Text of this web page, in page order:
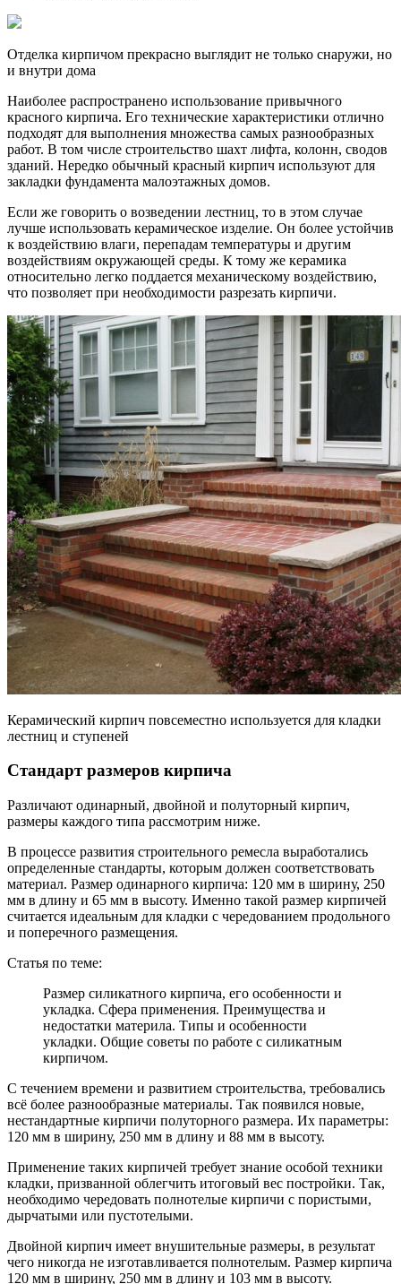
Отделка кирпичом прекрасно выглядит не только снаружи, но
и внутри дома
Наиболее распространено использование привычного
красного кирпича. Его технические характеристики отлично
подходят для выполнения множества самых разнообразных
работ. В том числе строительство шахт лифта, колонн, сводов
зданий. Нередко обычный красный кирпич используют для
закладки фундамента малоэтажных домов.
Если же говорить о возведении лестниц, то в этом случае
лучше использовать керамическое изделие. Он более устойчив
к воздействию влаги, перепадам температуры и другим
воздействиям окружающей среды. К тому же керамика
относительно легко поддается механическому воздействию,
что позволяет при необходимости разрезать кирпичи.
Керамический кирпич повсеместно используется для кладки
лестниц и ступеней
Стандарт размеров кирпича
Различают одинарный, двойной и полуторный кирпич,
размеры каждого типа рассмотрим ниже.
В процессе развития строительного ремесла выработались
определенные стандарты, которым должен соответствовать
материал. Размер одинарного кирпича: 120 мм в ширину, 250
мм в длину и 65 мм в высоту. Именно такой размер кирпичей
считается идеальным для кладки с чередованием продольного
и поперечного размещения.
Статья по теме:
Размер силикатного кирпича, его особенности и
укладка. Сфера применения. Преимущества и
недостатки материла. Типы и особенности
укладки. Общие советы по работе с силикатным
кирпичом.
С течением времени и развитием строительства, требовались
всё более разнообразные материалы. Так появился новые,
нестандартные кирпичи полуторного размера. Их параметры:
120 мм в ширину, 250 мм в длину и 88 мм в высоту.
Применение таких кирпичей требует знание особой техники
кладки, призванной облегчить итоговый вес постройки. Так,
необходимо чередовать полнотелые кирпичи с пористыми,
дырчатыми или пустотелыми.
Двойной кирпич имеет внушительные размеры, в результат
чего никогда не изготавливается полнотелым. Размер кирпича
120 мм в ширину, 250 мм в длину и 103 мм в высоту.